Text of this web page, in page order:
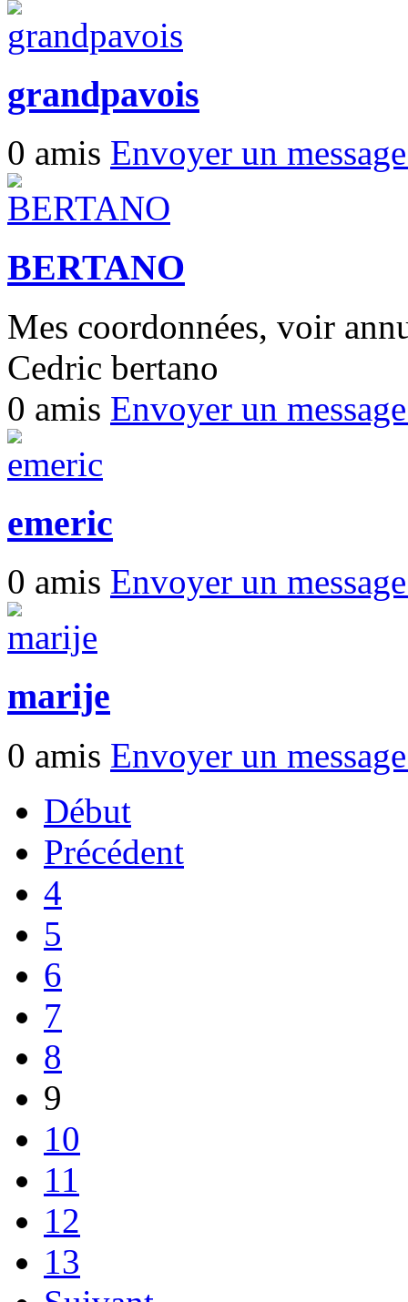
grandpavois
0 amis Envoyer un
BERTANO
Mes coordonnées, voir
Cedric bertano
0 amis Envoyer un
emeric
0 amis Envoyer un
marije
0 amis Envoyer un
Début
Précédent
4
5
6
7
8
9
10
11
12
13